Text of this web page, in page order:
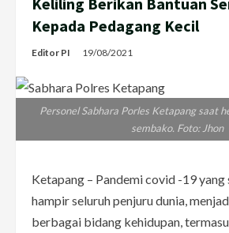
Kepada Pedagang Kecil
Editor PI 19/08/2021
Personel Sabhara Porles Ketapang saat
sembako. Foto: Jhon
Ketapang – Pandemi covid -19 yang
hampir seluruh penjuru dunia,
berbagai bidang kehidupan,